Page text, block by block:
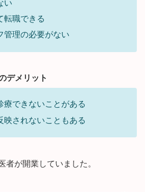
い
転職できる
管理の必要がない
デメリット
療できないことがある
映されないこともある
者が開業していました。